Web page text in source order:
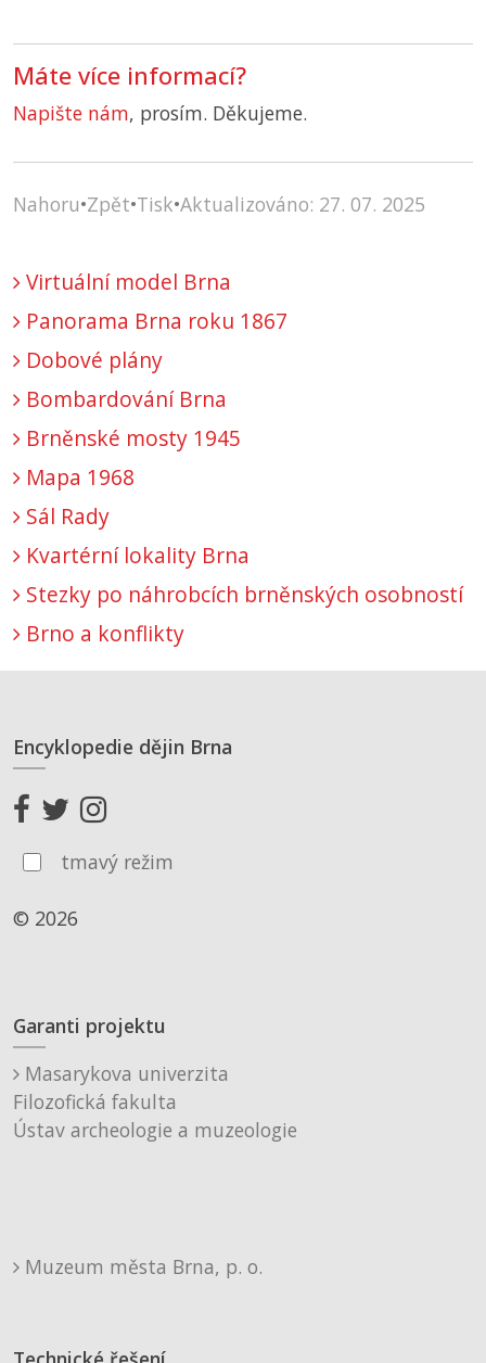
Máte více informací?
Napište nám, prosím. Děkujeme.
Nahoru•Zpět•Tisk•Aktualizováno: 27. 07. 2025
Virtuální model Brna
Panorama Brna roku 1867
Dobové plány
Bombardování Brna
Brněnské mosty 1945
Mapa 1968
Sál Rady
Kvartérní lokality Brna
Stezky po náhrobcích brněnských osobností
Brno a konflikty
Encyklopedie dějin Brna
tmavý režim
© 2026
Garanti projektu
Masarykova univerzita
Filozofická fakulta
Ústav archeologie a muzeologie
Muzeum města Brna, p. o.